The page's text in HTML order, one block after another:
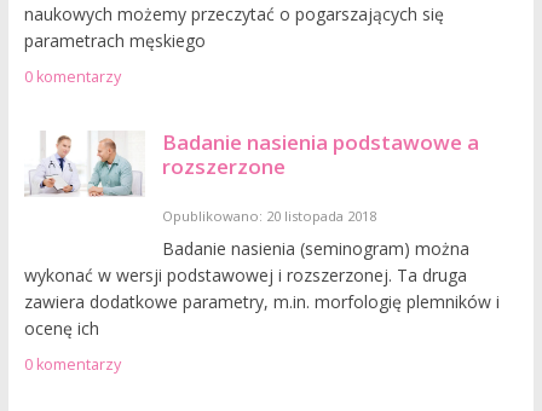
naukowych możemy przeczytać o pogarszających się
parametrach męskiego
0 komentarzy
Badanie nasienia podstawowe a
rozszerzone
Opublikowano: 20 listopada 2018
Badanie nasienia (seminogram) można
wykonać w wersji podstawowej i rozszerzonej. Ta druga
zawiera dodatkowe parametry, m.in. morfologię plemników i
ocenę ich
0 komentarzy